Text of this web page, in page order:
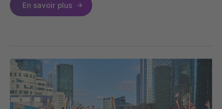
En savoir plus